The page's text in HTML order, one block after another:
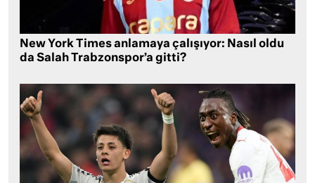
New York Times anlamaya çalışıyor: Nasıl oldu
da Salah Trabzonspor’a gitti?